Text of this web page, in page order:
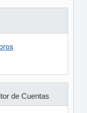
de Cuentas